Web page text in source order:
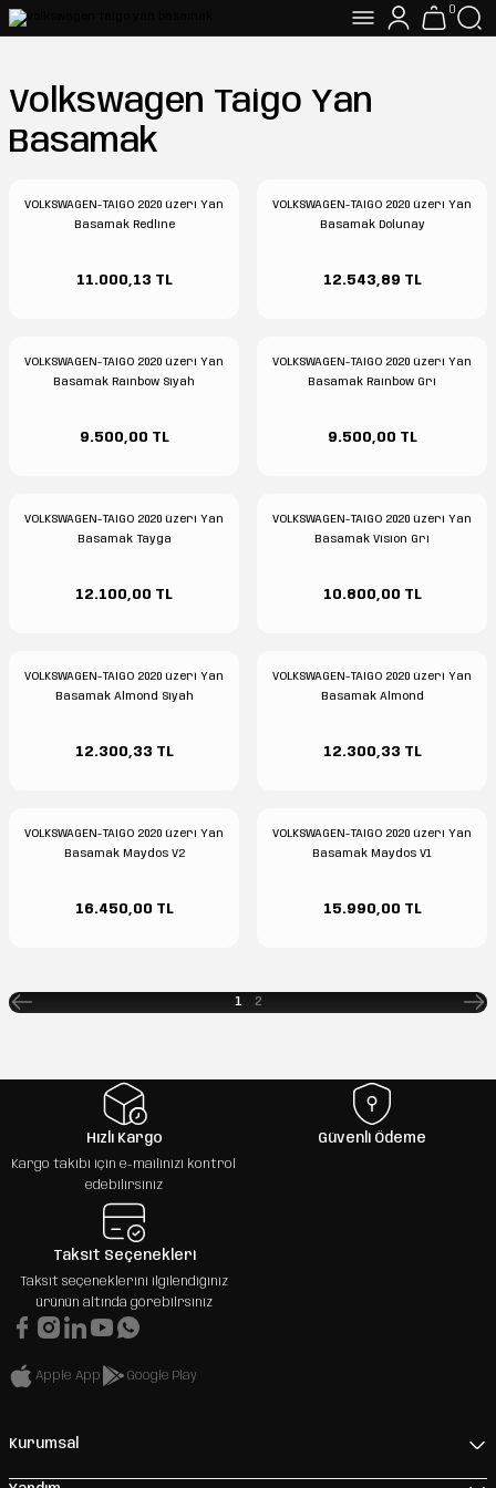
0
Volkswagen Taigo Yan
Basamak
VOLKSWAGEN-TAIGO 2020 üzeri Yan
Basamak Redline
11.000,13 TL
VOLKSWAGEN-TAIGO 2020 üzeri Yan
Basamak Dolunay
12.543,89 TL
VOLKSWAGEN-TAIGO 2020 üzeri Yan
Basamak Rainbow Siyah
9.500,00 TL
VOLKSWAGEN-TAIGO 2020 üzeri Yan
Basamak Rainbow Gri
9.500,00 TL
VOLKSWAGEN-TAIGO 2020 üzeri Yan
Basamak Tayga
12.100,00 TL
VOLKSWAGEN-TAIGO 2020 üzeri Yan
Basamak Vision Gri
10.800,00 TL
VOLKSWAGEN-TAIGO 2020 üzeri Yan
Basamak Almond Siyah
12.300,33 TL
VOLKSWAGEN-TAIGO 2020 üzeri Yan
Basamak Almond
12.300,33 TL
VOLKSWAGEN-TAIGO 2020 üzeri Yan
Basamak Maydos V2
16.450,00 TL
VOLKSWAGEN-TAIGO 2020 üzeri Yan
Basamak Maydos V1
15.990,00 TL
1 2
Hızlı Kargo
Kargo takibi için e-mailinizi kontrol
edebilirsiniz
Güvenli Ödeme
Taksit Seçenekleri
Taksit seçeneklerini ilgilendiğiniz
ürünün altında görebilrsiniz
Apple App Google Play
Kurumsal